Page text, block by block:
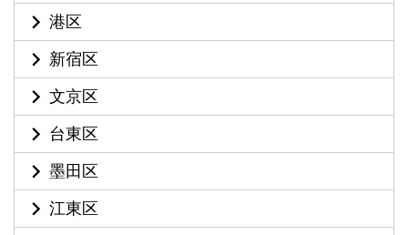
港区
新宿区
文京区
台東区
墨田区
江東区